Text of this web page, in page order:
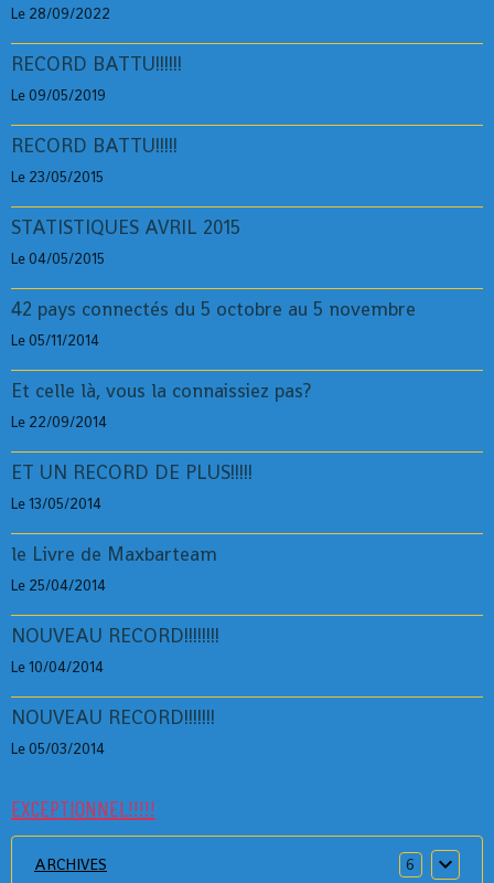
Le 28/09/2022
RECORD BATTU!!!!!!
Le 09/05/2019
RECORD BATTU!!!!!
Le 23/05/2015
STATISTIQUES AVRIL 2015
Le 04/05/2015
42 pays connectés du 5 octobre au 5 novembre
Le 05/11/2014
Et celle là, vous la connaissiez pas?
Le 22/09/2014
ET UN RECORD DE PLUS!!!!!
Le 13/05/2014
le Livre de Maxbarteam
Le 25/04/2014
NOUVEAU RECORD!!!!!!!!
Le 10/04/2014
NOUVEAU RECORD!!!!!!!
Le 05/03/2014
EXCEPTIONNEL!!!!!
ARCHIVES 6